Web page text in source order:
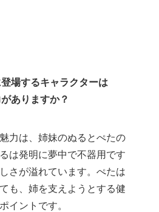
登場するキャラクターは
ありますか？
力は、姉妹のぬるとぺたの
は発明に夢中で不器用です
さが溢れています。ぺたは
も、姉を支えようとする健
イントです。